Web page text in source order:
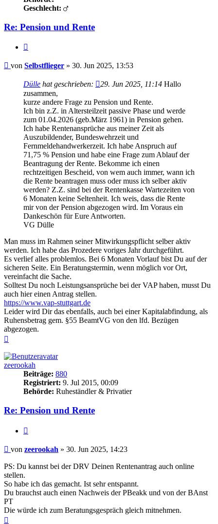
Geschlecht:
Re: Pension und Rente
Beitrag
von Selbstflieger » 30. Jun 2025, 13:53
Dülle hat geschrieben: 29. Jun 2025, 11:14 Hallo
zusammen,
kurze andere Frage zu Pension und Rente.
Ich bin z.Z. in Altersteilzeit passive Phase und werde
zum 01.04.2026 (geb.März 1961) in Pension gehen.
Ich habe Rentenansprüche aus meiner Zeit als
Auszubildender, Bundeswehrzeit und
Fernmeldehandwerkerzeit. Ich habe Anspruch auf
71,75 % Pension und habe eine Frage zum Ablauf der
Beantragung der Rente. Bekomme ich einen
rechtzeitigen Bescheid, von wem auch immer, wann ich
die Rente beantragen muss oder muss ich selber aktiv
werden? Z.Z. sind bei der Rentenkasse Wartezeiten von
6 Monaten keine Seltenheit. Ich weis, dass die Rente
mir von der Pension abgezogen wird. Im Voraus ein
Dankeschön für Eure Antworten.
VG Dülle
Man muss im Rahmen seiner Mitwirkungspflicht selber aktiv
werden. Ich habe das Prozedere voriges Jahr durchgeführt.
Es verlief alles problemlos. Bei 6 Monaten Vorlauf bist Du auf der
sicheren Seite. Ein Beratungstermin, wenn möglich vor Ort,
vereinfacht die Sache.
Solltest Du noch Leistungsansprüche bei der VAP haben, musst Du
auch hier einen Antrag stellen.
https://www.vap-stuttgart.de
Leider wird Dir das ebenfalls, auch bei einer Kapitalabfindung, als
Ruhensbetrag gem. §55 BeamtVG von den lfd. Bezügen
abgezogen.
zeerookah
Beiträge: 880
Registriert: 9. Jul 2015, 00:09
Behörde: Ruheständler & Privatier
Re: Pension und Rente
Beitrag
von zeerookah » 30. Jun 2025, 14:23
PS: Du kannst bei der DRV Deinen Rentenantrag auch online
stellen.
So habe ich das gemacht. Ist sehr entspannt.
Du brauchst auch einen Nachweis der PBeakk und von der BAnst
PT
Die würde ich zum Beratungsgespräch gleich mitnehmen.